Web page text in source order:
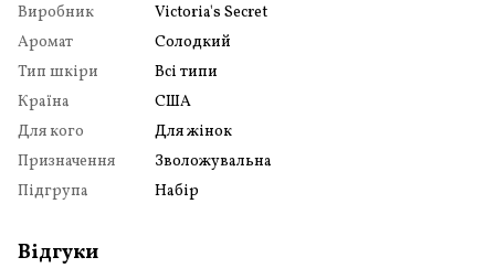
Виробник
Victoria's Secret
Аромат
Солодкий
Тип шкіри
Всі типи
Країна
США
Для кого
Для жінок
Призначення
Зволожувальна
Підгрупа
Набір
Відгуки